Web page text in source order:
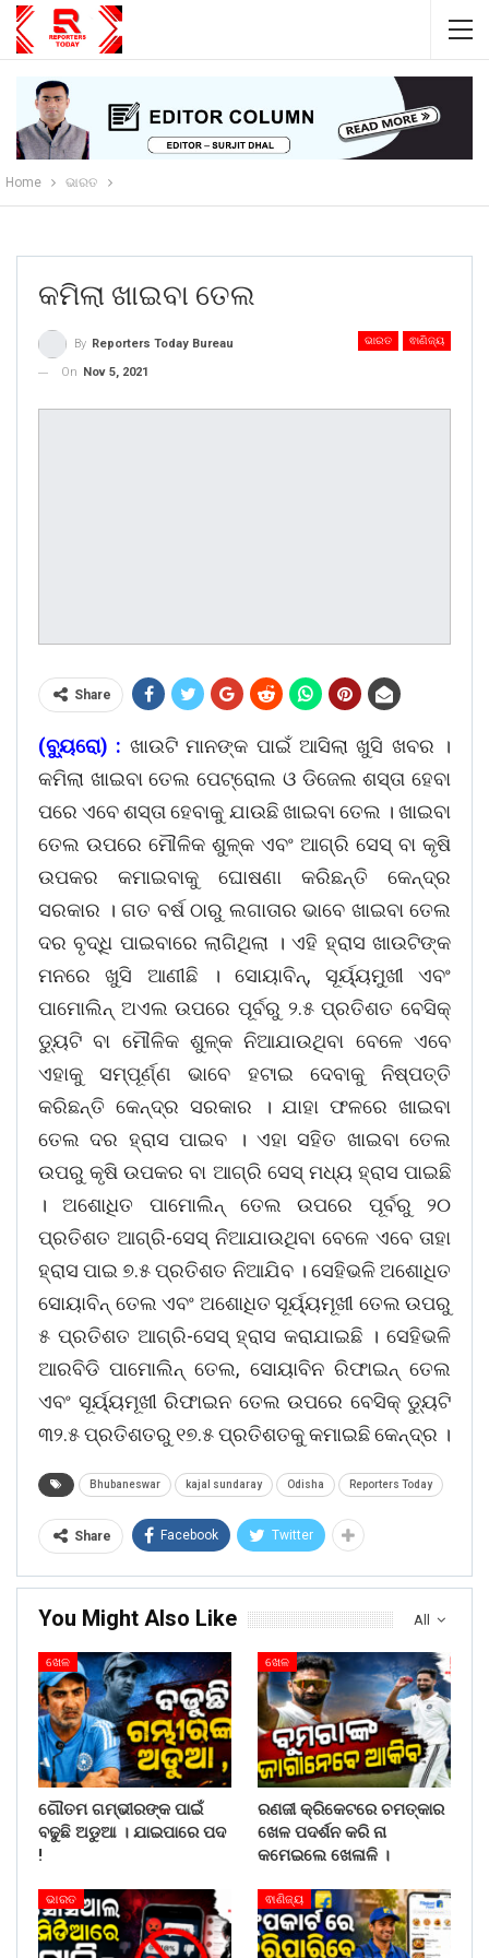
Home ଭାରତ
କମିଲା ଖାଇବା ତେଲ
ଭାରତ ଵାଣିଜ୍ୟ
By Reporters Today Bureau
On
Nov 5, 2021
Share
(ବ୍ୟୁରୋ) : ଖାଉଟି ମାନଙ୍କ ପାଇଁ ଆସିଲା ଖୁସି ଖବର ।
କମିଲା ଖାଇବା ତେଲ ପେଟ୍ରୋଲ ଓ ଡିଜେଲ ଶସ୍ତା ହେବା
ପରେ ଏବେ ଶସ୍ତା ହେବାକୁ ଯାଉଛି ଖାଇବା ତେଲ । ଖାଇବା
ତେଲ ଉପରେ ମୌଳିକ ଶୁଳ୍କ ଏବଂ ଆଗ୍ରି ସେସ୍ ବା କୃଷି
ଉପକର କମାଇବାକୁ ଘୋଷଣା କରିଛନ୍ତି କେନ୍ଦ୍ର
ସରକାର । ଗତ ବର୍ଷ ଠାରୁ ଲଗାତାର ଭାବେ ଖାଇବା ତେଲ
ଦର ବୃଦ୍ଧି ପାଇବାରେ ଲାଗିଥିଲା । ଏହି ହ୍ରାସ ଖାଉଟିଙ୍କ
ମନରେ ଖୁସି ଆଣୀଛି । ସୋୟାବିନ୍, ସୂର୍ୟ୍ୟମୁଖୀ ଏବଂ
ପାମୋଲିନ୍ ଅଏଲ ଉପରେ ପୂର୍ବରୁ ୨.୫ ପ୍ରତିଶତ ବେସିକ୍
ଡ୍ୟୁଟି ବା ମୌଳିକ ଶୁଳ୍କ ନିଆଯାଉଥିବା ବେଳେ ଏବେ
ଏହାକୁ ସମ୍ପୂର୍ଣ୍ଣ ଭାବେ ହଟାଇ ଦେବାକୁ ନିଷ୍ପତ୍ତି
କରିଛନ୍ତି କେନ୍ଦ୍ର ସରକାର । ଯାହା ଫଳରେ ଖାଇବା
ତେଲ ଦର ହ୍ରାସ ପାଇବ । ଏହା ସହିତ ଖାଇବା ତେଲ
ଉପରୁ କୃଷି ଉପକର ବା ଆଗ୍ରି ସେସ୍ ମଧ୍ୟ ହ୍ରାସ ପାଇଛି
। ଅଶୋଧିତ ପାମୋଲିନ୍ ତେଲ ଉପରେ ପୂର୍ବରୁ ୨୦
ପ୍ରତିଶତ ଆଗ୍ରି-ସେସ୍ ନିଆଯାଉଥିବା ବେଳେ ଏବେ ତାହା
ହ୍ରାସ ପାଇ ୭.୫ ପ୍ରତିଶତ ନିଆଯିବ । ସେହିଭଳି ଅଶୋଧିତ
ସୋୟାବିନ୍ ତେଲ ଏବଂ ଅଶୋଧିତ ସୂର୍ୟ୍ୟମୂଖୀ ତେଲ ଉପରୁ
୫ ପ୍ରତିଶତ ଆଗ୍ରି-ସେସ୍ ହ୍ରାସ କରାଯାଇଛି । ସେହିଭଳି
ଆରବିଡି ପାମୋଲିନ୍ ତେଲ, ସୋୟାବିନ ରିଫାଇନ୍ ତେଲ
ଏବଂ ସୂର୍ୟ୍ୟମୂଖୀ ରିଫାଇନ ତେଲ ଉପରେ ବେସିକ୍ ଡ୍ୟୁଟି
୩୨.୫ ପ୍ରତିଶତରୁ ୧୭.୫ ପ୍ରତିଶତକୁ କମାଇଛି କେନ୍ଦ୍ର ।
Bhubaneswar kajal sundaray Odisha Reporters Today
Share Facebook Twitter
All
You Might Also Like
ଖେଳ
ଗୌତମ ଗମ୍ଭୀରଙ୍କ ପାଇଁ
ବଢୁଛି ଅଡୁଆ । ଯାଇପାରେ ପଦ
!
ଖେଳ
ରଣଜୀ କ୍ରିକେଟରେ ଚମତ୍କାର
ଖେଳ ପଦର୍ଶନ କରି ନା
କମେଇଲେ ଖେଳାଳି ।
ଭାରତ ଵାଣିଜ୍ୟ